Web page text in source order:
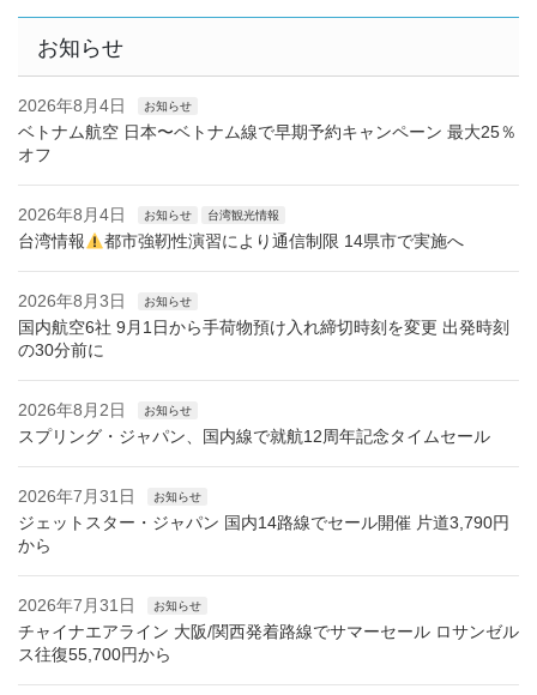
お知らせ
2026年8月4日 お知らせ
ベトナム航空 日本〜ベトナム線で早期予約キャンペーン 最大25％
オフ
2026年8月4日 お知らせ 台湾観光情報
台湾情報 都市強靭性演習により通信制限 14県市で実施へ
2026年8月3日 お知らせ
国内航空6社 9月1日から手荷物預け入れ締切時刻を変更 出発時刻
の30分前に
2026年8月2日 お知らせ
スプリング・ジャパン、国内線で就航12周年記念タイムセール
2026年7月31日 お知らせ
ジェットスター・ジャパン 国内14路線でセール開催 片道3,790円
から
2026年7月31日 お知らせ
チャイナエアライン 大阪/関西発着路線でサマーセール ロサンゼル
ス往復55,700円から